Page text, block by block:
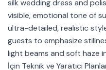
silk wedding dress and
visible, emotional tone of
ultra-detailed, realistic
guests to emphasize
light beams and soft haze
İçin Teknik ve Yaratıcı